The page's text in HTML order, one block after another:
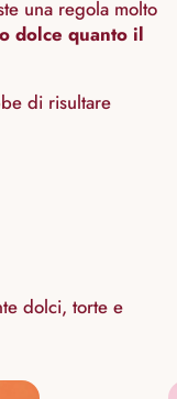
una regola molto
dolce quanto il
di risultare
dolci, torte e